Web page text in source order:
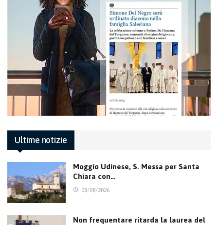
Ultime notizie
Moggio Udinese, S. Messa per Santa
Chiara con…
08/08/2026
Non frequentare ritarda la laurea del